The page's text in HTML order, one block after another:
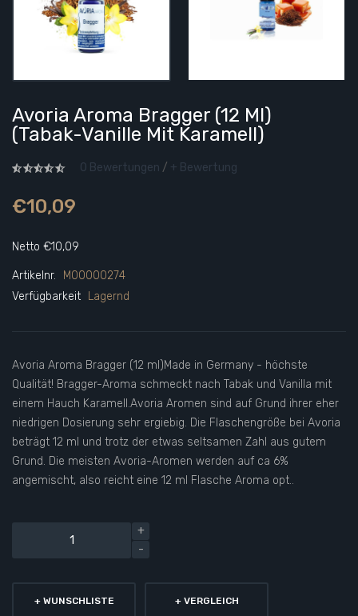
Avoria Aroma Bragger (12 Ml)
(Tabak-Vanille Mit Karamell)
0 Bewertungen / + Bewertung
€10,09
Netto €10,09
Artikelnr.
M00000274
Verfügbarkeit
Lagernd
Avoria Aroma Bragger (12 ml)Made in Germany - höchste
Qualität! Bragger-Aroma schmeckt nach Tabak und Vanilla mit
einem Hauch Karamell.Avoria Aromen sind auf Grund ihrer eher
niedrigen Dosierung sehr ergiebig. Die Flaschengröße bei Avoria
beträgt 12 ml und trotz der etwas seltsamen Zahl aus gutem
Grund. Die meisten Avoria-Aromen werden auf ca 6%
angemischt, also reicht eine 12 ml Flasche Aroma opt..
+ WUNSCHLISTE + VERGLEICH